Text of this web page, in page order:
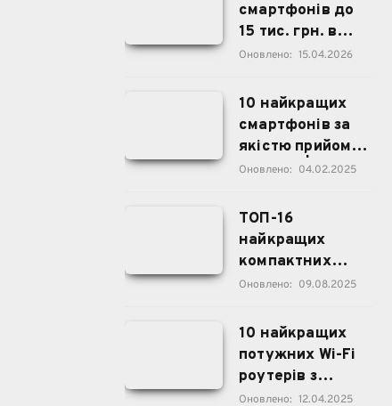
смартфонів до
15 тис. грн. в
Україні
Оновлено: 15.04.2026
10 найкращих
смартфонів за
якістю прийому
сигналу | 2025
Оновлено: 04.02.2025
ТОП-16
найкращих
компактних
смартфонів 5-6
року
Оновлено: 09.08.2025
10 найкращих
потужних Wi-Fi
роутерів з
великим
Оновлено: 12.04.2025